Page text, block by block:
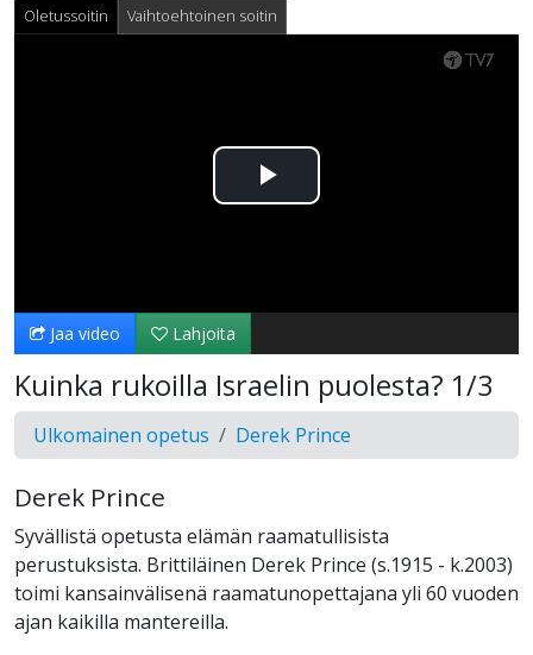
Oletussoitin Vaihtoehtoinen soitin
Toista
Jaa video Lahjoita
Kuinka rukoilla Israelin puolesta? 1/3
Ulkomainen opetus Derek Prince
Derek Prince
Syvällistä opetusta elämän raamatullisista
perustuksista. Brittiläinen Derek Prince (s.1915 - k.2003)
toimi kansainvälisenä raamatunopettajana yli 60 vuoden
ajan kaikilla mantereilla.